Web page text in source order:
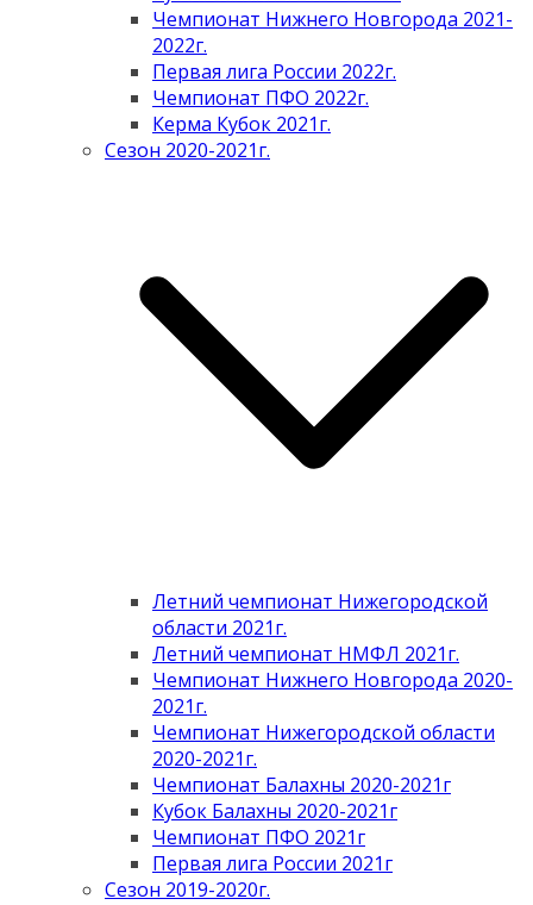
Чемпионат Нижнего Новгорода 2021-
2022г.
Первая лига России 2022г.
Чемпионат ПФО 2022г.
Керма Кубок 2021г.
Сезон 2020-2021г.
Летний чемпионат Нижегородской
области 2021г.
Летний чемпионат НМФЛ 2021г.
Чемпионат Нижнего Новгорода 2020-
2021г.
Чемпионат Нижегородской области
2020-2021г.
Чемпионат Балахны 2020-2021г
Кубок Балахны 2020-2021г
Чемпионат ПФО 2021г
Первая лига России 2021г
Сезон 2019-2020г.